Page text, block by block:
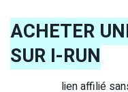
ACHETER
SUR I-RUN
lien affilié